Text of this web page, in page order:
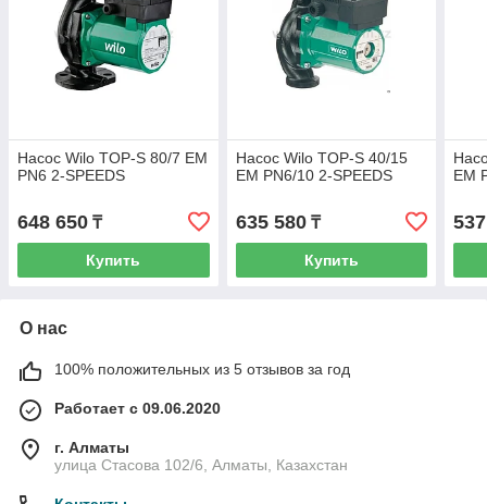
Насос Wilo TOP-S 80/7 EM
PN6 2-SPEEDS
648 650 ₸
Купить
Насос Wilo TOP-S 40/15
EM PN6/10 2-SPEEDS
635 580₸
Купить
EM
О нас
100% положительных из 5 отзывов за год
Работает с 09.06.2020
г. Алматы
улица Стасова 102/6, Алматы, Казахстан